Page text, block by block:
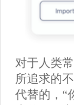
对于人类
所追求的
代替的，“